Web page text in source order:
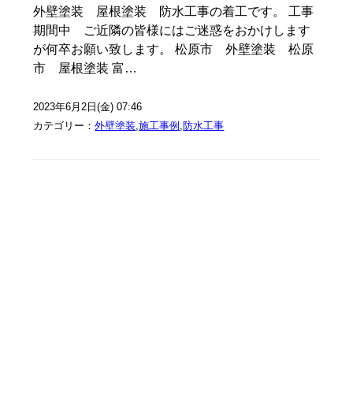
外壁塗装 屋根塗装 防水工事の着工です。 工事
期間中 ご近隣の皆様にはご迷惑をおかけします
が何卒お願い致します。 松原市 外壁塗装 松原
市 屋根塗装 富…
2023年6月2日(金) 07:46
カテゴリー：外壁塗装,施工事例 ,防水工事